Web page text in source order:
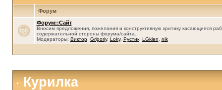
Форум
Форум::Сайт
Вносим предложения, пожелания и конструктивную критику касающиеся
содержательной стороны форума/сайта.
Модераторы: Виктор, Grigoriy, Loky, Рустик, LGklen nik
Курилка